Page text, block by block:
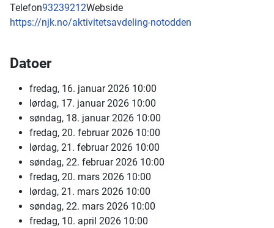
Telefon93239212Webside
https://njk.no/aktivitetsavdeling-notodden
Datoer
fredag, 16. januar 2026 10:00
lørdag, 17. januar 2026 10:00
søndag, 18. januar 2026 10:00
fredag, 20. februar 2026 10:00
lørdag, 21. februar 2026 10:00
søndag, 22. februar 2026 10:00
fredag, 20. mars 2026 10:00
lørdag, 21. mars 2026 10:00
søndag, 22. mars 2026 10:00
fredag, 10. april 2026 10:00